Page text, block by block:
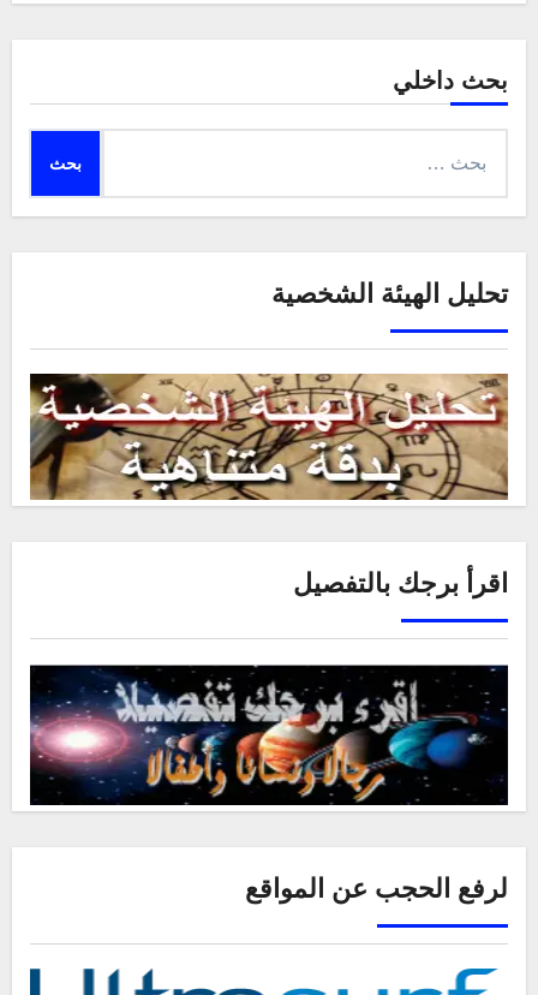
بحث داخلي
عن:
تحليل الهيئة الشخصية
اقرأ برجك بالتفصيل
لرفع الحجب عن المواقع